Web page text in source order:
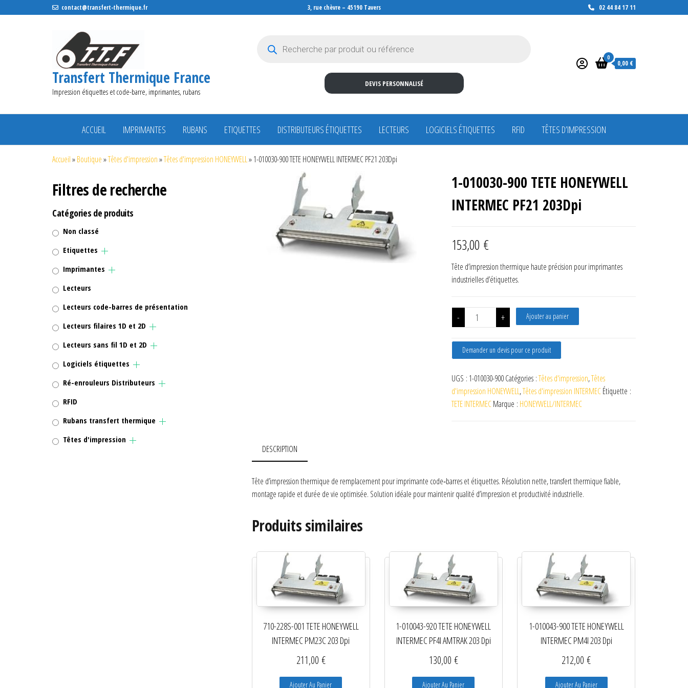
contact@transfert-thermique.fr 3, rue chèvre – 45190 Tavers 02 44 84 17 11
Transfert Thermique France
Impression étiquettes et code-barre, imprimantes, rubans
DEVIS PERSONNALISÉ
0
0,00 €
ACCUEIL IMPRIMANTES RUBANS ETIQUETTES DISTRIBUTEURS ÉTIQUETTES LECTEURS LOGICIELS ÉTIQUETTES RFID TÊTES D’IMPRESSION
Accueil»Boutique»Têtes d'impression»Têtes d'impression HONEYWELL»1-010030-900 TETE HONEYWELL INTERMEC PF21 203Dpi
1-010030-900 TETE HONEYWELL
INTERMEC PF21 203Dpi
153,00 €
Tête d’impression thermique haute précision pour imprimantes
industrielles d’étiquettes.
- quantité de 1-010030-900 TETE HONEYWELL INTERMEC PF21 203Dpi
+ Ajouter au panier
Demander un devis pour ce produit
UGS : 1-010030-900Catégories :Têtes d'impression,Têtes
d'impression HONEYWELL,Têtes d'impression INTERMECÉtiquette :
TETE INTERMECMarque : HONEYWELL/INTERMEC
DESCRIPTION
Tête d’impression thermique de remplacement pour imprimante code‑barres et étiquettes. Résolution nette, transfert thermique fiable,
montage rapide et durée de vie optimisée. Solution idéale pour maintenir qualité d’impression et productivité industrielle.
Produits similaires
710-228S-001 TETE HONEYWELL
INTERMEC PM23C 203 Dpi
211,00 €
Ajouter Au Panier
1-010043-920 TETE HONEYWELL
INTERMEC PF4I AMTRAK 203 Dpi
130,00 €
Ajouter Au Panier
1-010043-900 TETE HONEYWELL
INTERMEC PM4I 203 Dpi
212,00€
Ajouter Au Panier
Filtres de recherche
Catégories de produits
Non classé
Etiquettes
Imprimantes
Lecteurs
Lecteurs code-barres de présentation
Lecteurs filaires 1D et 2D
Lecteurs sans fil 1D et 2D
Logiciels étiquettes
Ré-enrouleurs Distributeurs
RFID
Rubans transfert thermique
Têtes d'impression